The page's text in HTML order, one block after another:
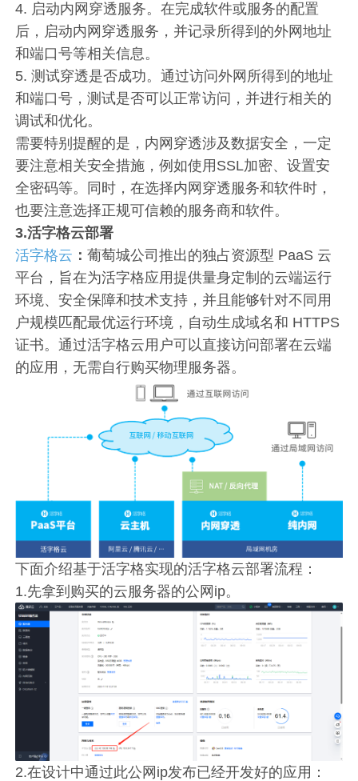
4. 启动内网穿透服务。在完成软件或服务的配置
后，启动内网穿透服务，并记录所得到的外网地址
和端口号等相关信息。
5. 测试穿透是否成功。通过访问外网所得到的地址
和端口号，测试是否可以正常访问，并进行相关的
调试和优化。
需要特别提醒的是，内网穿透涉及数据安全，一定
要注意相关安全措施，例如使用SSL加密、设置安
全密码等。同时，在选择内网穿透服务和软件时，
也要注意选择正规可信赖的服务商和软件。
3.活字格云部署
活字格云 ：葡萄城公司推出的独占资源型 PaaS 云
平台，旨在为活字格应用提供量身定制的云端运行
环境、安全保障和技术支持，并且能够针对不同用
户规模匹配最优运行环境，自动生成域名和 HTTPS
证书。通过活字格云用户可以直接访问部署在云端
的应用，无需自行购买物理服务器。
下面介绍基于活字格实现的活字格云部署流程：
1.先拿到购买的云服务器的公网ip。
2.在设计中通过此公网ip发布已经开发好的应用：